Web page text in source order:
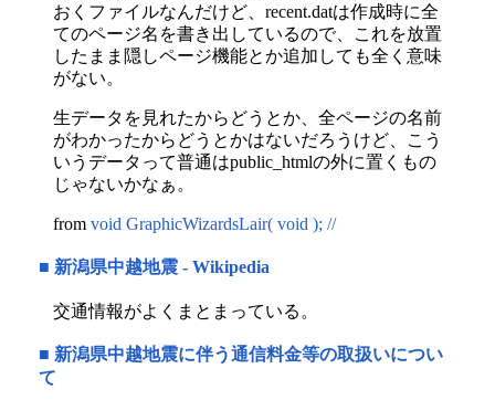
おくファイルなんだけど、recent.datは作成時に全
てのページ名を書き出しているので、これを放置
したまま隠しページ機能とか追加しても全く意味
がない。
生データを見れたからどうとか、全ページの名前
がわかったからどうとかはないだろうけど、こう
いうデータって普通はpublic_htmlの外に置くもの
じゃないかなぁ。
from void GraphicWizardsLair( void ); //
■ 新潟県中越地震 - Wikipedia
交通情報がよくまとまっている。
■ 新潟県中越地震に伴う通信料金等の取扱いについ
て